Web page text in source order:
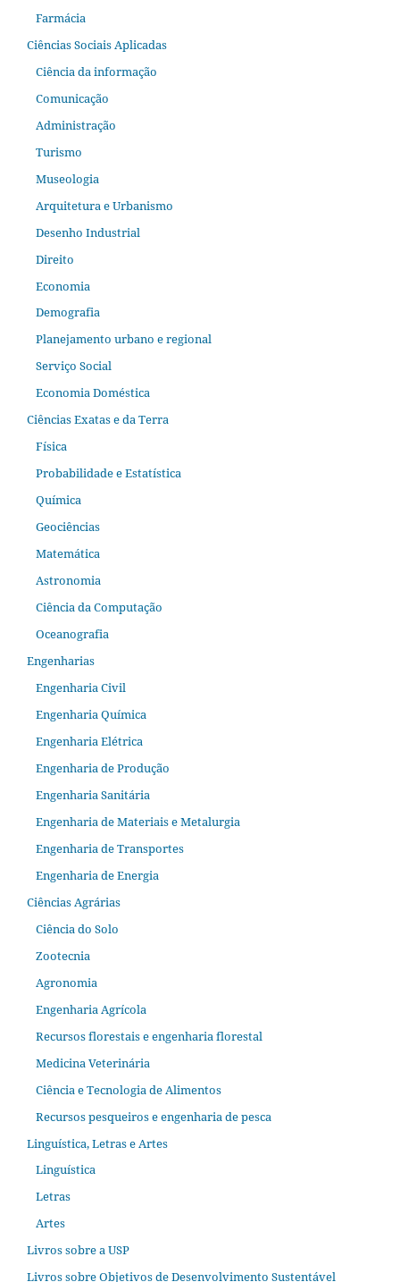
Farmácia
Ciências Sociais Aplicadas
Ciência da informação
Comunicação
Administração
Turismo
Museologia
Arquitetura e Urbanismo
Desenho Industrial
Direito
Economia
Demografia
Planejamento urbano e regional
Serviço Social
Economia Doméstica
Ciências Exatas e da Terra
Física
Probabilidade e Estatística
Química
Geociências
Matemática
Astronomia
Ciência da Computação
Oceanografia
Engenharias
Engenharia Civil
Engenharia Química
Engenharia Elétrica
Engenharia de Produção
Engenharia Sanitária
Engenharia de Materiais e Metalurgia
Engenharia de Transportes
Engenharia de Energia
Ciências Agrárias
Ciência do Solo
Zootecnia
Agronomia
Engenharia Agrícola
Recursos florestais e engenharia florestal
Medicina Veterinária
Ciência e Tecnologia de Alimentos
Recursos pesqueiros e engenharia de pesca
Linguística, Letras e Artes
Linguística
Letras
Artes
Livros sobre a USP
Livros sobre Objetivos de Desenvolvimento Sustentável